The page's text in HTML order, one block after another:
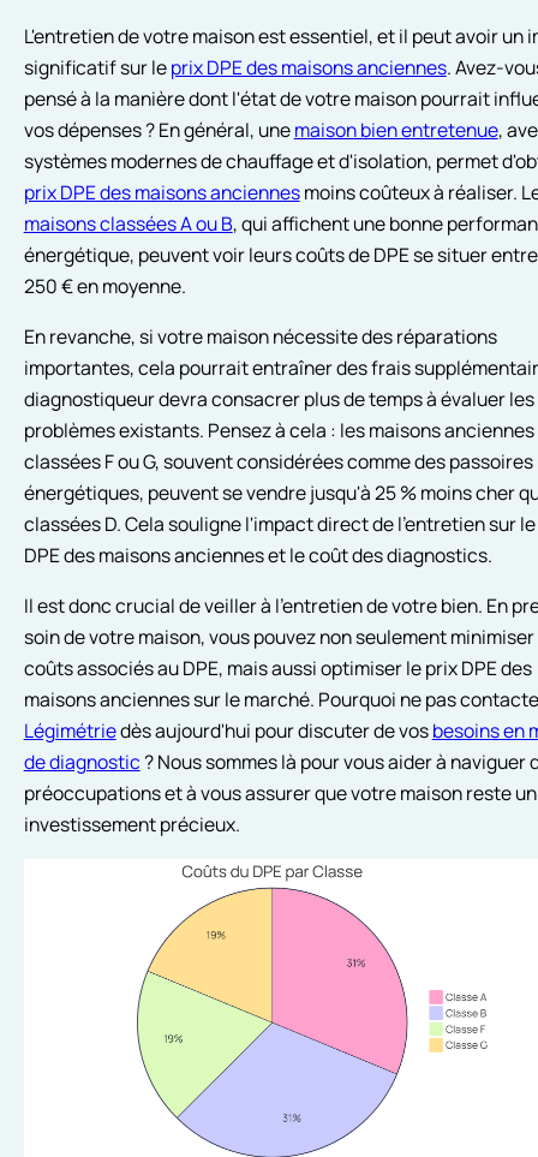
L'entretien de votre maison est essentiel, et il peut avoir un
significatif sur leprix DPE des maisons anciennes. Avez-
pensé à la manière dont l'état de votre maison pourrait
vos dépenses ? En général, unemaison bien entretenue,
systèmes modernes de chauffage et d'isolation, permet
prix DPE des maisons anciennesmoins coûteux à réaliser.
maisons classées A ou B, qui affichent une bonne
énergétique, peuvent voir leurs coûts de DPE se situer
250 € en moyenne.
En revanche, si votre maison nécessite des réparations
importantes, cela pourrait entraîner des frais
diagnostiqueur devra consacrer plus de temps à évaluer les
problèmes existants. Pensez à cela : les maisons anciennes
classées F ou G, souvent considérées comme des passoires
énergétiques, peuvent se vendre jusqu'à 25 % moins cher
classées D. Cela souligne l'impact direct de l'entretien sur
DPE des maisons anciennes et le coût des diagnostics.
Il est donc crucial de veiller à l'entretien de votre bien. En
soin de votre maison, vous pouvez non seulement
coûts associés au DPE, mais aussi optimiser le prix DPE des
maisons anciennes sur le marché. Pourquoi ne pas
Légimétriedès aujourd'hui pour discuter de vosbesoins en
de diagnostic ? Nous sommes là pour vous aider à naviguer
préoccupations et à vous assurer que votre maison reste un
investissement précieux.